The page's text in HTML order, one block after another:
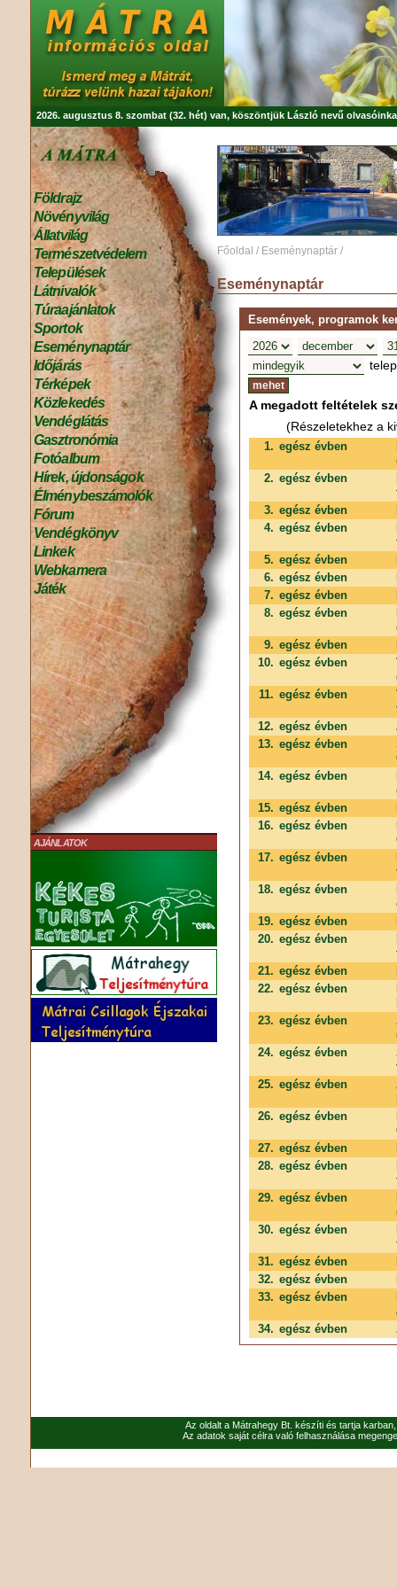
2026. augusztus 8. szombat (32. hét) van, köszöntjük László nevű
Földrajz
Növényvilág
Állatvilág
Természetvédelem
Települések
Látnivalók
Túraajánlatok
Sportok
Eseménynaptár
Időjárás
Térképek
Közlekedés
Vendéglátás
Gasztronómia
Fotóalbum
Hírek, újdonságok
Élménybeszámolók
Fórum
Vendégkönyv
Linkek
Webkamera
Játék
AJÁNLATOK
Főoldal / Eseménynaptár /
Eseménynaptár
Események, programok
A megadott feltételek
(Részeletekhez a
1. egész évben
2. egész évben
3. egész évben
4. egész évben
5. egész évben
6. egész évben
7. egész évben
8. egész évben
9. egész évben
10. egész évben
11. egész évben
12. egész évben
13. egész évben
14. egész évben
15. egész évben
16. egész évben
17. egész évben
18. egész évben
19. egész évben
20. egész évben
21. egész évben
22. egész évben
23. egész évben
24. egész évben
25. egész évben
26. egész évben
27. egész évben
28. egész évben
29. egész évben
30. egész évben
31. egész évben
32. egész évben
33. egész évben
34. egész évben
Az oldalt a Mátrahegy Bt. készíti és tartja
Az adatok saját célra való felhasználása